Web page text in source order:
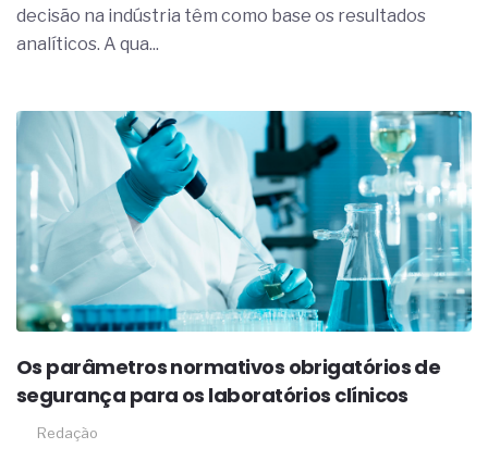
decisão na indústria têm como base os resultados
analíticos. A qua...
Os parâmetros normativos obrigatórios de
segurança para os laboratórios clínicos
Redação